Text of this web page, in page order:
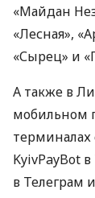
«Майдан
«Лесная»,
«Сырец» и
А также в
мобильном
терминалах
KyivPayBot
в Телеграм